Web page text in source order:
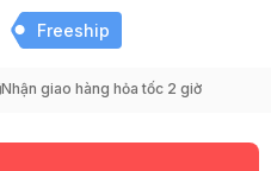
Freeship
Nhận giao hàng hỏa tốc 2 giờ